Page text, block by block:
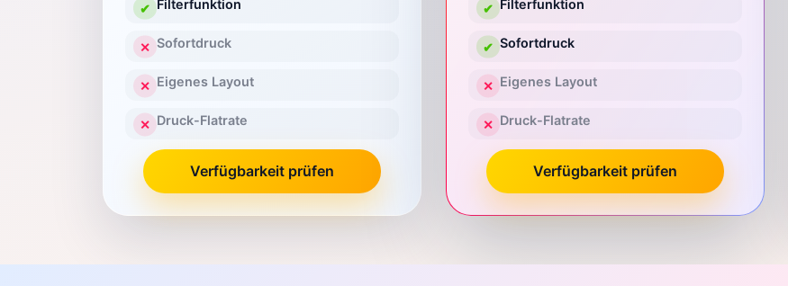
✔ Filterfunktion
✕ Sofortdruck
✕ Eigenes Layout
✕ Druck-Flatrate
Verfügbarkeit prüfen
✔ Filterfunktion
✔ Sofortdruck
✕ Eigenes Layout
✕ Druck-Flatrate
Verfügbarkeit prüfen